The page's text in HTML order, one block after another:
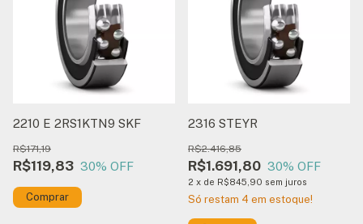
2210 E 2RS1KTN9 SKF
R$119,83
R$171,19
30% OFF
2316 STEYR
R$1.691,80
R$2.416,85
30% OFF
2 x de R$845,90 sem juros
Só restam 4 em estoque!